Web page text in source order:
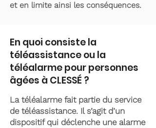
et en limite ainsi les conséquences.
En quoi consiste la
téléassistance ou la
téléalarme pour personnes
âgées à CLESSÉ ?
La téléalarme fait partie du service
de téléassistance. Il s’agit d’un
dispositif qui déclenche une alarme